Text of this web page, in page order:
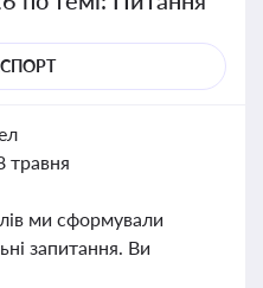
травня
ми сформували
запитання. Ви